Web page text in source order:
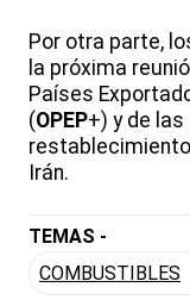
Por otra parte,
la próxima
Países
(OPEP+) y de
Irán.
TEMAS -
COMBUSTIBLES